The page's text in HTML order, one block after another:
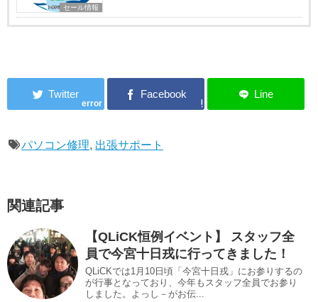
セール情報
error
パソコン修理, 出張サポート
関連記事
【QLiCK恒例イベント】 スタッフ全
員で今宮十日戎に行ってきました！
QLiCKでは1月10日頃「今宮十日戎」にお参りするの
が行事となっており、今年もスタッフ全員でお参り
しました。よっし－がお伝...